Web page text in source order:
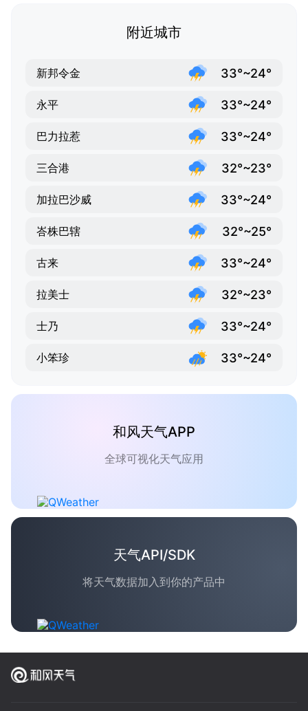
附近城市
新邦令金 33°~24°
永平 33°~24°
巴力拉惹 33°~24°
三合港 32°~23°
加拉巴沙威 33°~24°
峇株巴辖 32°~25°
古来 33°~24°
拉美士 32°~23°
士乃 33°~24°
小笨珍 33°~24°
和风天气APP
全球可视化天气应用
天气API/SDK
将天气数据加入到你的产品中